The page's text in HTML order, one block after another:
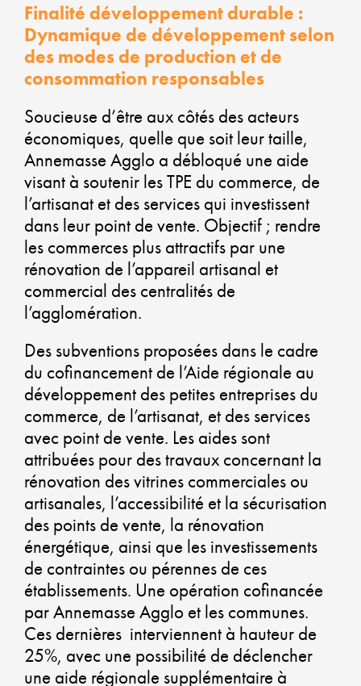
Finalité développement durable :
Dynamique de développement selon
des modes de production et de
consommation responsables
Soucieuse d’être aux côtés des acteurs
économiques, quelle que soit leur taille,
Annemasse Agglo a débloqué une aide
visant à soutenir les TPE du commerce, de
l’artisanat et des services qui investissent
dans leur point de vente. Objectif ; rendre
les commerces plus attractifs par une
rénovation de l’appareil artisanal et
commercial des centralités de
l’agglomération.
Des subventions proposées dans le cadre
du cofinancement de l’Aide régionale au
développement des petites entreprises du
commerce, de l’artisanat, et des services
avec point de vente. Les aides sont
attribuées pour des travaux concernant la
rénovation des vitrines commerciales ou
artisanales, l’accessibilité et la sécurisation
des points de vente, la rénovation
énergétique, ainsi que les investissements
de contraintes ou pérennes de ces
établissements. Une opération cofinancée
par Annemasse Agglo et les communes.
Ces dernières interviennent à hauteur de
25%, avec une possibilité de déclencher
une aide régionale supplémentaire à